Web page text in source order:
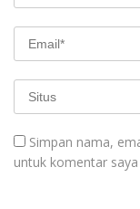
Simpan nama,
untuk komentar